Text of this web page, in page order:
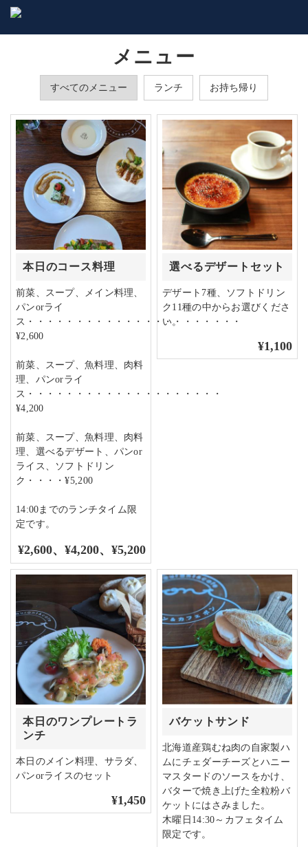
メニュー
すべてのメニュー ランチ お持ち帰り
本日のコース料理
前菜、スープ、メイン料理、
パンorライ
ス・・・・・・・・・・・・・・・・・・・・・・
¥2,600
前菜、スープ、魚料理、肉料
理、パンorライ
ス・・・・・・・・・・・・・・・・・・・・
¥4,200
前菜、スープ、魚料理、肉料
理、選べるデザート、パンor
ライス、ソフトドリン
ク・・・・¥5,200
14:00までのランチタイム限
定です。
¥2,600、¥4,200、¥5,200
選べるデザートセット
デザート7種、ソフトドリン
ク11種の中からお選びくださ
い。
¥1,100
本日のワンプレートラ
ンチ
本日のメイン料理、サラダ、
パンorライスのセット
¥1,450
バケットサンド
北海道産鶏むね肉の自家製ハ
ムにチェダーチーズとハニー
マスタードのソースをかけ、
バターで焼き上げた全粒粉バ
ケットにはさみました。
木曜日14:30～カフェタイム
限定です。